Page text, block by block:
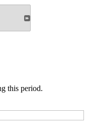
this period.